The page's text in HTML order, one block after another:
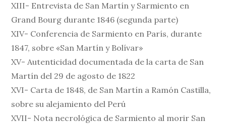
XIII- Entrevista de San Martín y Sarmiento en
Grand Bourg durante 1846 (segunda parte)
XIV- Conferencia de Sarmiento en París, durante
1847, sobre «San Martín y Bolívar»
XV- Autenticidad documentada de la carta de San
Martín del 29 de agosto de 1822
XVI- Carta de 1848, de San Martín a Ramón Castilla,
sobre su alejamiento del Perú
XVII- Nota necrológica de Sarmiento al morir San